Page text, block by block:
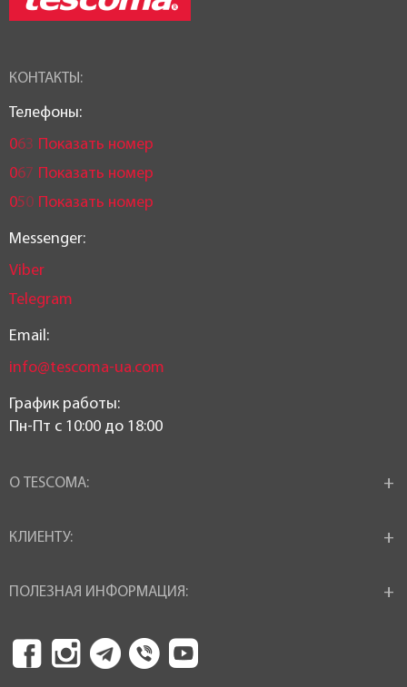
КОНТАКТЫ:
Телефоны:
063 Показать номер
067 Показать номер
050 Показать номер
Messenger:
Viber
Telegram
Email:
info@tescoma-ua.com
График работы:
Пн-Пт c 10:00 до 18:00
О TESCOMA:
КЛИЕНТУ:
ПОЛЕЗНАЯ ИНФОРМАЦИЯ: